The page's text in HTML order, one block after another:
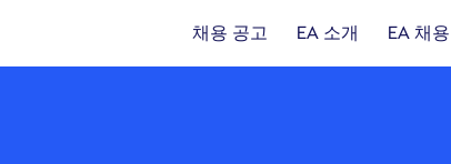
채용 공고 EA 소개 EA 채